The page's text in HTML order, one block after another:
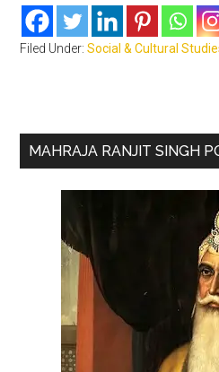
Filed Under:Social & Cultural
Primary
MAHRAJA RANJIT SINGH